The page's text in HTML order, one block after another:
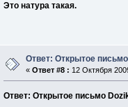
Это натура такая.
Ответ: Открытое
« Ответ #8 : 12 Октября
Ответ: Открытое письмо